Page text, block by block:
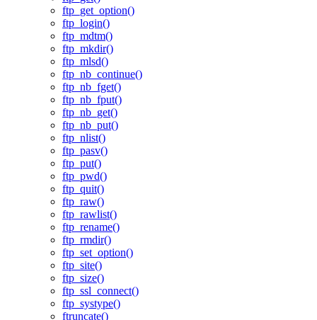
ftp_get_option()
ftp_login()
ftp_mdtm()
ftp_mkdir()
ftp_mlsd()
ftp_nb_continue()
ftp_nb_fget()
ftp_nb_fput()
ftp_nb_get()
ftp_nb_put()
ftp_nlist()
ftp_pasv()
ftp_put()
ftp_pwd()
ftp_quit()
ftp_raw()
ftp_rawlist()
ftp_rename()
ftp_rmdir()
ftp_set_option()
ftp_site()
ftp_size()
ftp_ssl_connect()
ftp_systype()
ftruncate()